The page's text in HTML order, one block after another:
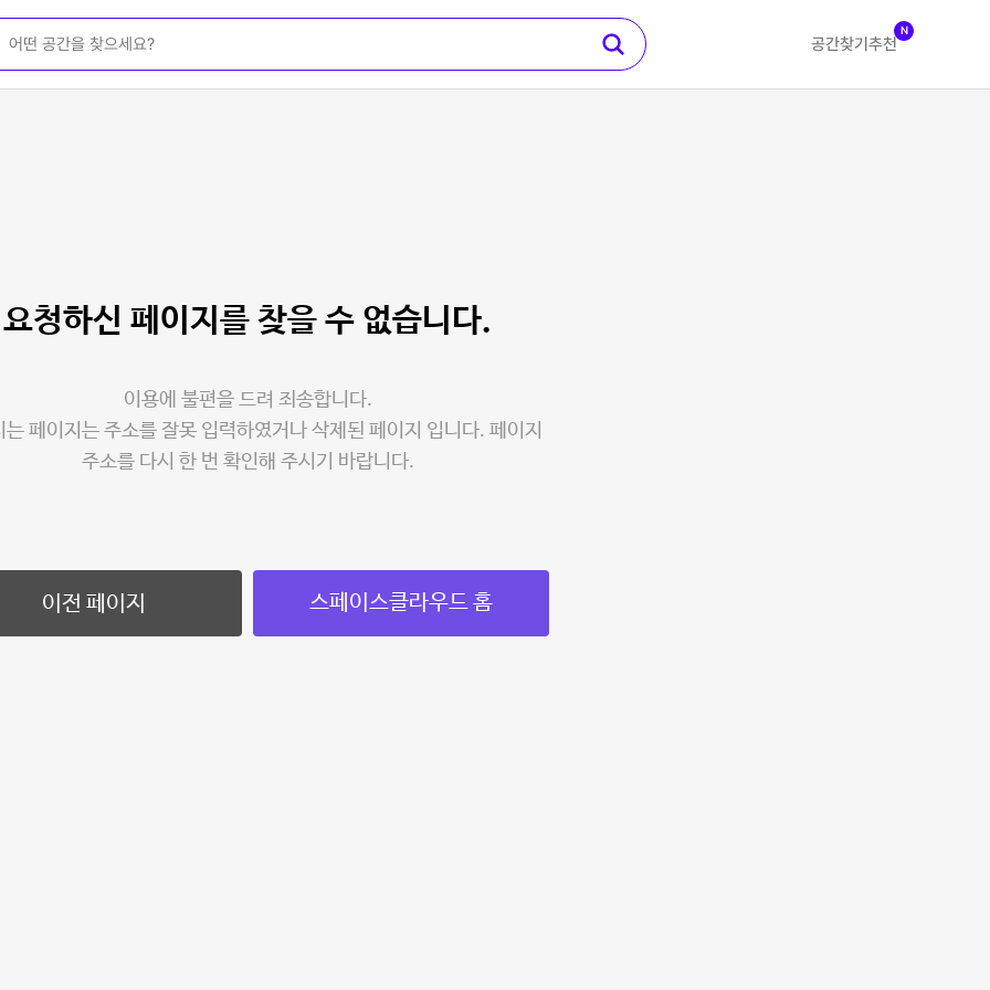
공간찾기 추천
N
요청하신 페이지를 찾을 수 없습니다.
이용에 불편을 드려 죄송합니다.
는 페이지는 주소를 잘못 입력하였거나 삭제된 페이지 입니다. 페이지
주소를 다시 한 번 확인해 주시기 바랍니다.
이전 페이지 스페이스클라우드 홈